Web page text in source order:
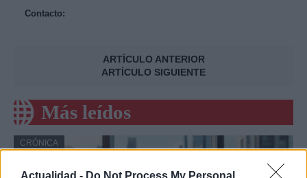
Actualidad - Do Not Process My Personal
Contacto:
ARTÍCULO ANTERIOR
ARTÍCULO SIGUIENTE
Más leídos
CRÓNICA